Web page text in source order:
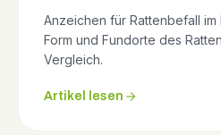
Anzeichen für Rattenbefall im
Form und Fundorte des
Vergleich.
Artikel lesen